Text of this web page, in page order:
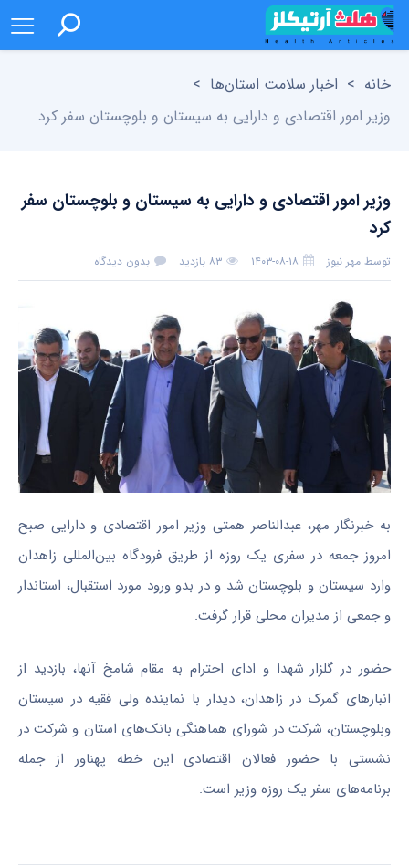
خانه > اخبار سلامت استان‌ها >
وزیر امور اقتصادی و دارایی به سیستان و بلوچستان سفر کرد
وزیر امور اقتصادی و دارایی به سیستان و بلوچستان سفر
کرد
توسط مهر نیوز ۱۴۰۳-۰۸-۱۸ ۸۳ بازدید بدون دیدگاه
به خبرنگار مهر، عبدالناصر همتی وزیر امور اقتصادی و دارایی صبح
امروز جمعه در سفری یک روزه از طریق فرودگاه بین‌المللی زاهدان
وارد سیستان و بلوچستان شد و در بدو ورود مورد استقبال، استاندار
و جمعی از مدیران محلی قرار گرفت.
حضور در گلزار شهدا و ادای احترام به مقام شامخ آنها، بازدید از
انبارهای گمرک در زاهدان، دیدار با نماینده ولی فقیه در سیستان
وبلوچستان، شرکت در شورای هماهنگی بانک‌های استان و شرکت در
نشستی با حضور فعالان اقتصادی اینخطه پهناور از جمله
برنامه‌های سفر یک روزه وزیر است.